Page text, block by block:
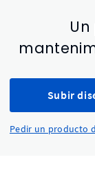
Subir
Pedir un producto